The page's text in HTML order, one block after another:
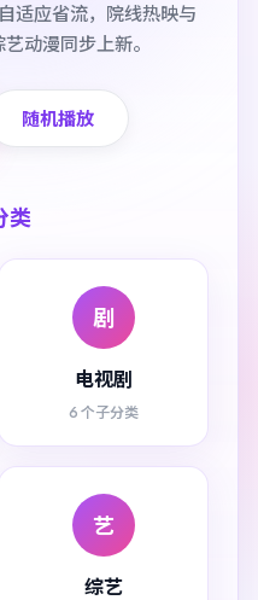
适应省流，院线热映与
动漫同步上新。
随机播放
类
剧
电视剧
6 个子分类
艺
综艺